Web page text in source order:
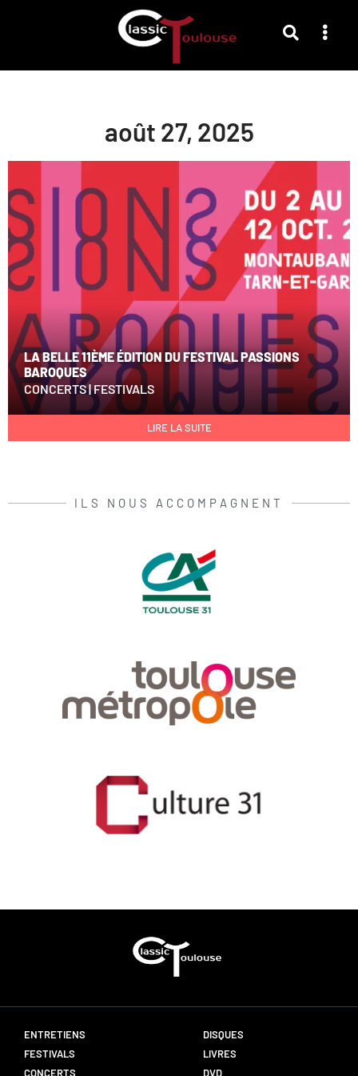
août 27, 2025
LA BELLE 11ÈME ÉDITION DU FESTIVAL PASSIONS
BAROQUES
CONCERTS|FESTIVALS
LIRE LA SUITE
ILS NOUS ACCOMPAGNENT
ENTRETIENS
FESTIVALS
CONCERTS
DISQUES
LIVRES
DVD